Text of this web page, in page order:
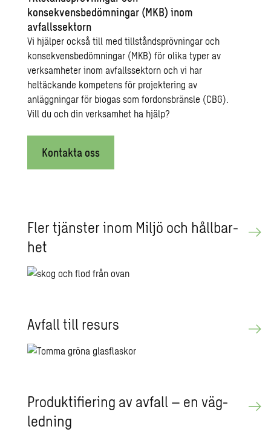
konsekvensbedömningar (MKB) inom
avfallssektorn
Vi hjälper också till med tillståndsprövningar och
konsekvensbedömningar (MKB) för olika typer av
verksamheter inom avfallssektorn och vi har
heltäckande kompetens för projektering av
anläggningar för biogas som fordonsbränsle (CBG).
Vill du och din verksamhet ha hjälp?
Kontakta oss
Fler tjäns­ter inom Miljö och håll­bar­
het
Av­fall till re­surs
Pro­duk­ti­fi­e­ring av av­fall – en väg­
led­ning